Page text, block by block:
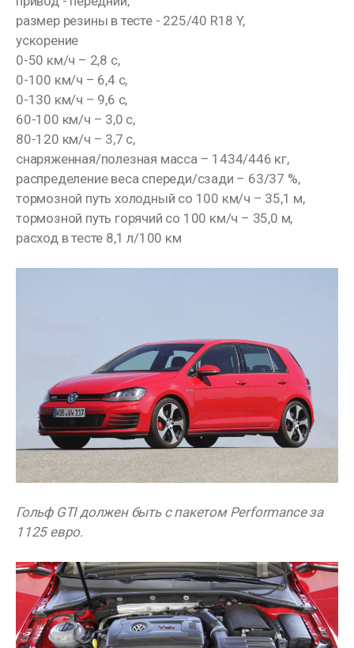
размер резины в тесте - 225/40 R18 Y,
ускорение
0-50 км/ч – 2,8 с,
0-100 км/ч – 6,4 с,
0-130 км/ч – 9,6 с,
60-100 км/ч – 3,0 с,
80-120 км/ч – 3,7 с,
снаряженная/полезная масса – 1434/446 кг,
распределение веса спереди/сзади – 63/37 %,
тормозной путь холодный со 100 км/ч – 35,1 м,
тормозной путь горячий со 100 км/ч – 35,0 м,
расход в тесте 8,1 л/100 км
Гольф GTI должен быть с пакетом Performance за
1125 евро.